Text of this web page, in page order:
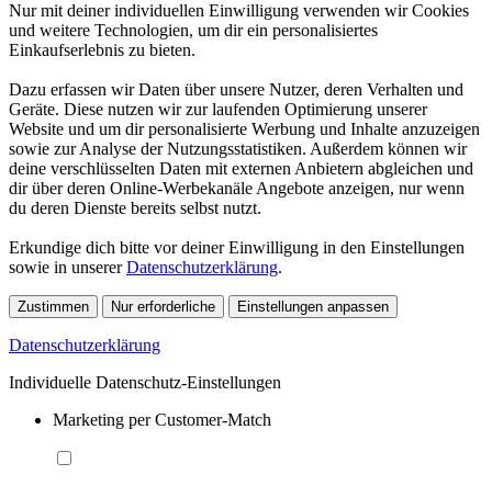
Nur mit deiner individuellen Einwilligung verwenden wir Cookies
und weitere Technologien, um dir ein personalisiertes
Einkaufserlebnis zu bieten.
Dazu erfassen wir Daten über unsere Nutzer, deren Verhalten und
Geräte. Diese nutzen wir zur laufenden Optimierung unserer
Website und um dir personalisierte Werbung und Inhalte anzuzeigen
sowie zur Analyse der Nutzungsstatistiken. Außerdem können wir
deine verschlüsselten Daten mit externen Anbietern abgleichen und
dir über deren Online-Werbekanäle Angebote anzeigen, nur wenn
du deren Dienste bereits selbst nutzt.
Erkundige dich bitte vor deiner Einwilligung in den Einstellungen
sowie in unsererDatenschutzerklärung.
Zustimmen Nur erforderliche Einstellungen anpassen
Datenschutzerklärung
Individuelle Datenschutz-Einstellungen
Marketing per Customer-Match